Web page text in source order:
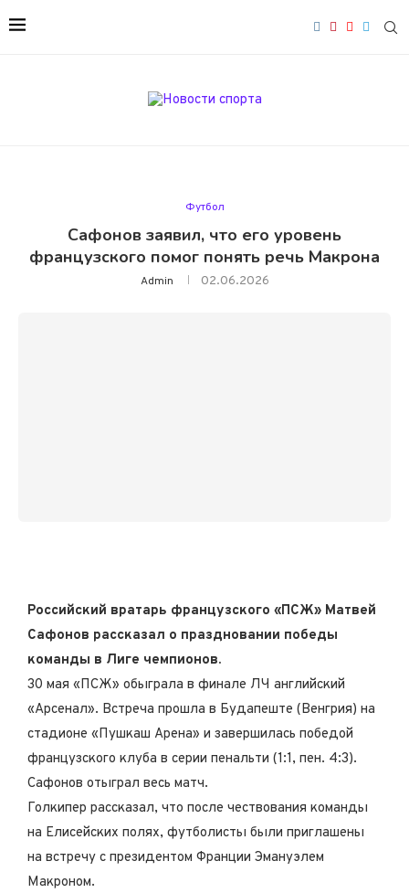
Футбол
Сафонов заявил, что его уровень
французского помог понять речь Макрона
Admin 02.06.2026
Российский вратарь французского «ПСЖ» Матвей
Сафонов рассказал о праздновании победы
команды в Лиге чемпионов.
30 мая «ПСЖ» обыграла в финале ЛЧ английский
«Арсенал». Встреча прошла в Будапеште (Венгрия) на
стадионе «Пушкаш Арена» и завершилась победой
французского клуба в серии пенальти (1:1, пен. 4:3).
Сафонов отыграл весь матч.
Голкипер рассказал, что после чествования команды
на Елисейских полях, футболисты были приглашены
на встречу с президентом Франции Эмануэлем
Макроном.